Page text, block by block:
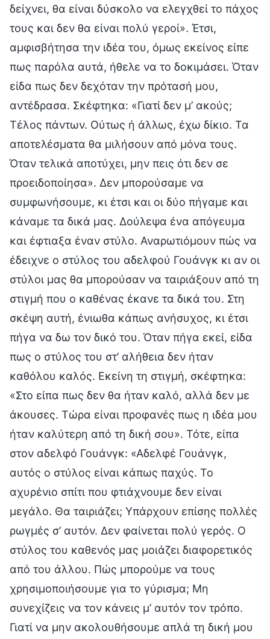
δείχνει, θα είναι δύσκολο να ελεγχθεί το πάχος
τους και δεν θα είναι πολύ γεροί». Έτσι,
αμφισβήτησα την ιδέα του, όμως εκείνος είπε
πως παρόλα αυτά, ήθελε να το δοκιμάσει. Όταν
είδα πως δεν δεχόταν την πρότασή μου,
αντέδρασα. Σκέφτηκα: «Γιατί δεν μ’ ακούς;
Τέλος πάντων. Ούτως ή άλλως, έχω δίκιο. Τα
αποτελέσματα θα μιλήσουν από μόνα τους.
Όταν τελικά αποτύχει, μην πεις ότι δεν σε
προειδοποίησα». Δεν μπορούσαμε να
συμφωνήσουμε, κι έτσι και οι δύο πήγαμε και
κάναμε τα δικά μας. Δούλεψα ένα απόγευμα
και έφτιαξα έναν στύλο. Αναρωτιόμουν πώς να
έδειχνε ο στύλος του αδελφού Γουάνγκ κι αν οι
στύλοι μας θα μπορούσαν να ταιριάξουν από τη
στιγμή που ο καθένας έκανε τα δικά του. Στη
σκέψη αυτή, ένιωθα κάπως ανήσυχος, κι έτσι
πήγα να δω τον δικό του. Όταν πήγα εκεί, είδα
πως ο στύλος του στ’ αλήθεια δεν ήταν
καθόλου καλός. Εκείνη τη στιγμή, σκέφτηκα:
«Στο είπα πως δεν θα ήταν καλό, αλλά δεν με
άκουσες. Τώρα είναι προφανές πως η ιδέα μου
ήταν καλύτερη από τη δική σου». Τότε, είπα
στον αδελφό Γουάνγκ: «Αδελφέ Γουάνγκ,
αυτός ο στύλος είναι κάπως παχύς. Το
αχυρένιο σπίτι που φτιάχνουμε δεν είναι
μεγάλο. Θα ταιριάζει; Υπάρχουν επίσης πολλές
ρωγμές σ’ αυτόν. Δεν φαίνεται πολύ γερός. Ο
στύλος του καθενός μας μοιάζει διαφορετικός
από του άλλου. Πώς μπορούμε να τους
χρησιμοποιήσουμε για το γύρισμα; Μη
συνεχίζεις να τον κάνεις μ’ αυτόν τον τρόπο.
Γιατί να μην ακολουθήσουμε απλά τη δική μου